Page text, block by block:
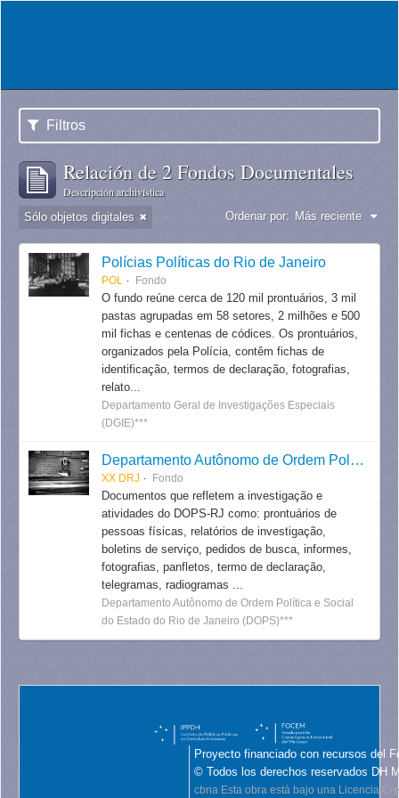
Filtros
Relación de 2 Fondos Documentales
Descripción archivística
Sólo objetos digitales Ordenar por: Más reciente
Polícias Políticas do Rio de Janeiro
POL Fondo
O fundo reúne cerca de 120 mil prontuários, 3 mil
pastas agrupadas em 58 setores, 2 milhões e 500
mil fichas e centenas de códices. Os prontuários,
organizados pela Polícia, contêm fichas de
identificação, termos de declaração, fotografias,
relato...
Departamento Geral de Investigações Especiais
(DGIE)***
Departamento Autônomo de Ordem Política e Social do Estado do Rio de Janeiro
XX DRJ Fondo
Documentos que refletem a investigação e
atividades do DOPS-RJ como: prontuários de
pessoas físicas, relatórios de investigação,
boletins de serviço, pedidos de busca, informes,
fotografias, panfletos, termo de declaração,
telegramas, radiogramas ...
Departamento Autônomo de Ordem Política e Social
do Estado do Rio de Janeiro (DOPS)***
Proyecto financiado con recursos del
© Todos los derechos reservados DH
cbna Esta obra está bajo una Licencia